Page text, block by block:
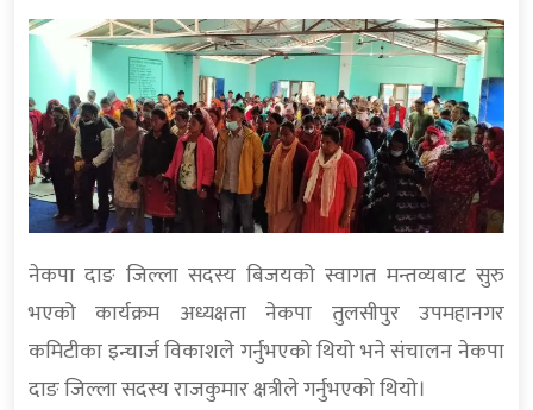
नेकपा दाङ जिल्ला सदस्य बिजयको स्वागत मन्तव्यबाट सुरु
भएको कार्यक्रम अध्यक्षता नेकपा तुलसीपुर उपमहानगर
कमिटीका इन्चार्ज विकाशले गर्नुभएको थियो भने संचालन नेकपा
दाङ जिल्ला सदस्य राजकुमार क्षत्रीले गर्नुभएको थियो।